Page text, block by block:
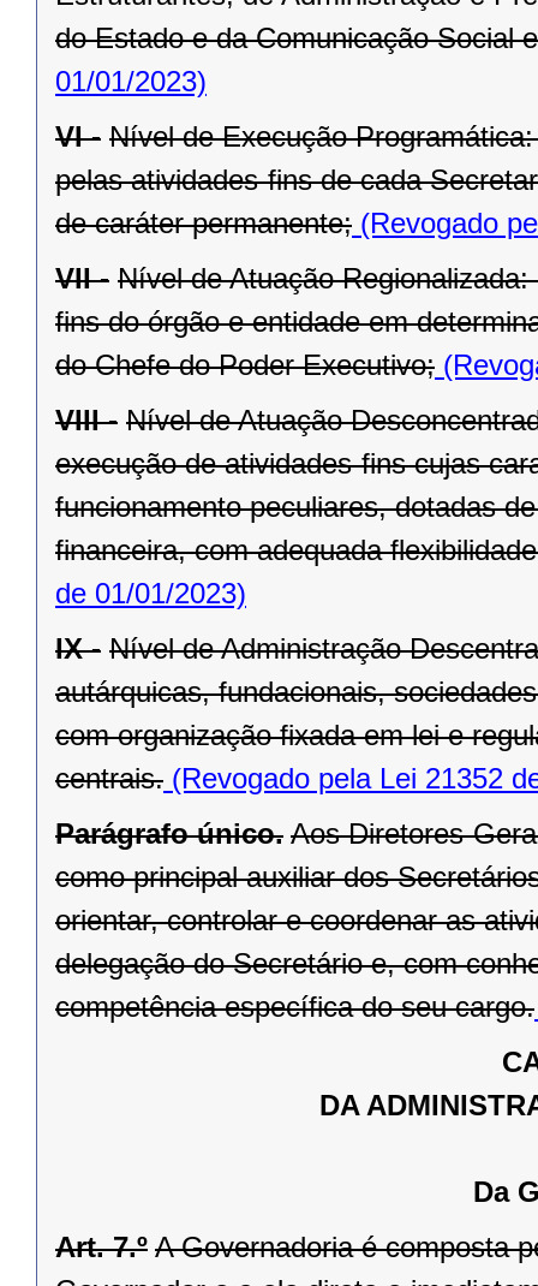
do Estado e da Comunicação Social
01/01/2023)
VI - Nível de Execução
pelas atividades-fins de cada
de caráter permanente; (Revogado
VII - Nível de Atuação
fins do órgão e entidade em
do Chefe do Poder Executivo;
VIII - Nível de Atuação
execução de atividades-fins cujas
funcionamento peculiares, dotadas
financeira, com adequada
de 01/01/2023)
IX - Nível de Administração
autárquicas, fundacionais,
com organização fixada em lei e
centrais. (Revogado pela Lei 21352
Parágrafo único. Aos Diretores-
como principal auxiliar dos
orientar, controlar e coordenar as
delegação do Secretário e, com
competência específica do seu cargo.
DA
Da
Art. 7.º A Governadoria é composta